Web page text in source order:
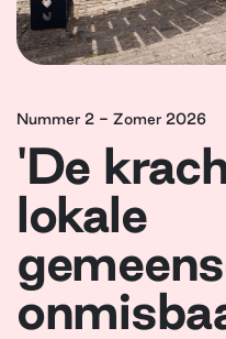
Nummer 2 - Zomer 2026
'De
lokale